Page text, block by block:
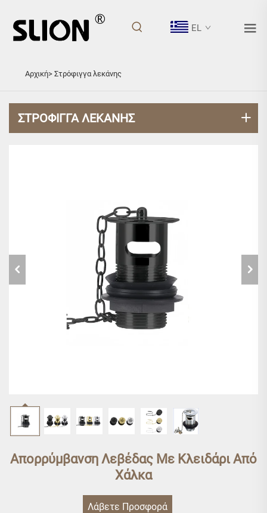
EL
Αρχική> Στρόφιγγα λεκάνης
ΣΤΡΌΦΙΓΓΑ ΛΕΚΆΝΗΣ
Απορρύμβανση Λεβέδας Με Κλειδάρι Από
Χάλκα
Λάβετε Προσφορά